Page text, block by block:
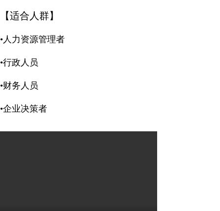
【适合人群】
•人力资源管理者
•行政人员
•财务人员
•企业决策者